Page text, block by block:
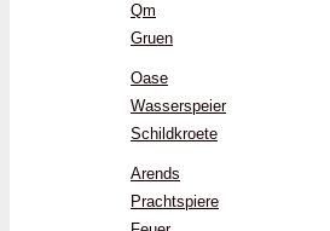
Qm
Gruen
Oase
Wasserspeier
Schildkroete
Arends
Prachtspiere